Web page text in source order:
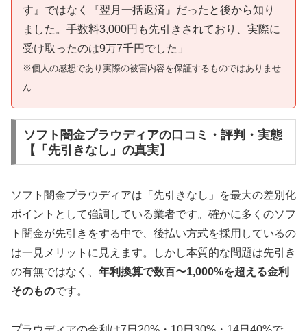
す』ではなく『翌月一括返済』だったと後から知り
ました。手数料3,000円も先引きされており、実際に
受け取ったのは9万7千円でした」
※個人の感想であり実際の被害内容を保証するものではありませ
ん
ソフト闇金プラウディアの口コミ・評判・実態
【「先引きなし」の真実】
ソフト闇金プラウディアは「先引きなし」を最大の差別化
ポイントとして強調している業者です。確かに多くのソフ
ト闇金が先引きをする中で、後払い方式を採用しているの
は一見メリットに見えます。しかし本質的な問題は先引き
の有無ではなく、 年利換算で数百〜1,000%を超える金利
そのものです。